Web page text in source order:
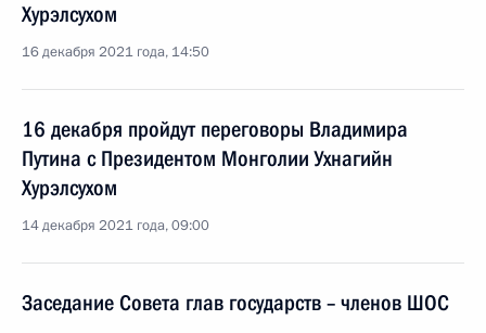
Хурэлсухом
16 декабря 2021 года, 14:50
16 декабря пройдут переговоры Владимира
Путина с Президентом Монголии Ухнагийн
Хурэлсухом
14 декабря 2021 года, 09:00
Заседание Совета глав государств – членов ШОС